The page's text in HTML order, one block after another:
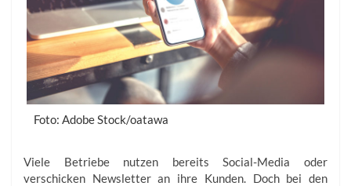
Foto: Adobe Stock/oatawa
Viele Betriebe nutzen bereits Social-Media oder
verschicken Newsletter an ihre Kunden. Doch bei den